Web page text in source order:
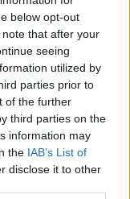
below opt-out
that after your
seeing
utilized by
parties prior to
of the further
third parties on the
information may
the IAB’s List of
disclose it to other
- Τι
ΟΠΕΚΕΠΕ,